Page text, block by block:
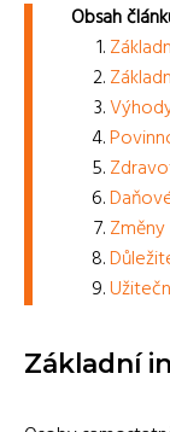
Obsah
Základní